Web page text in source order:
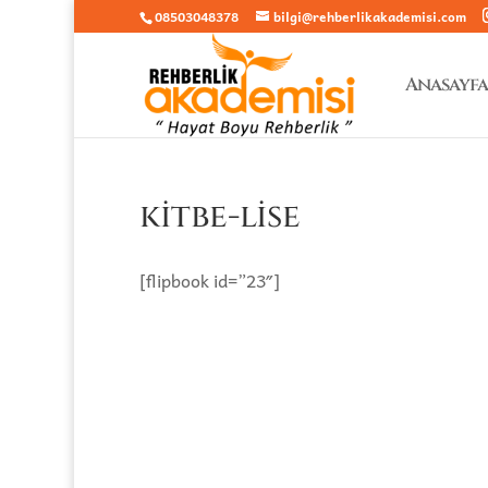
08503048378 bilgi@rehberlikakademisi.com
Anasayfa
kitbe-lise
[flipbook id=”23″]